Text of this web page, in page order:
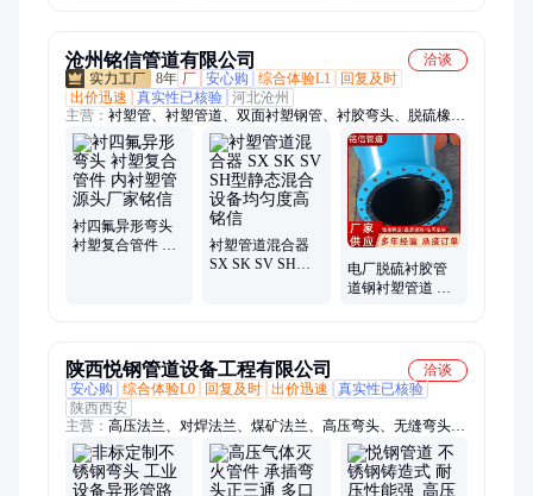
沧州铭信管道有限公司
洽谈
8年 厂 安心购 综合体验L1
回复及时
出价迅速
真实性已核验 河北沧州
主营： 衬塑管、衬塑管道、双面衬塑钢管、衬胶弯头、脱硫橡胶
弯头、缩合式衬塑钢管、冷热水衬塑钢管、衬塑管道混合器、管
道静态混合器、衬四氟管道混合器、静态管道混合器、不锈钢静
态混合器、衬胶变径管、脱硫衬胶管、衬胶三通、衬胶管道、衬
四氟管件、衬塑管件、SK型管道混合器、DN300管道混合器、
脱硫衬胶管件、矿浆输送衬胶钢管、钢衬聚乙烯管、钢衬塑管、
衬胶缸盖管件
衬四氟异形弯头
衬塑复合管件 内
衬塑管道混合器
SX SK SV SH型
电厂脱硫衬胶管
道钢衬塑管道 可
陕西悦钢管道设备工程有限公司
洽谈
安心购
综合体验L0 回复及时 出价迅速
真实性已核验
陕西西安
主营： 高压法兰、对焊法兰、煤矿法兰、高压弯头、无缝弯头、
国标弯头、对焊弯头、异形法兰、180°弯头、焊接弯头、气体灭
火法兰、天然气法兰、压力容器法兰、三通、大小头、封头、管
帽、异径管、法兰、消防气体灭火管件、承插三通、碳钢封头、